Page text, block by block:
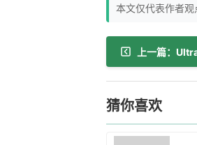
本文仅代表作者观
猜你喜欢